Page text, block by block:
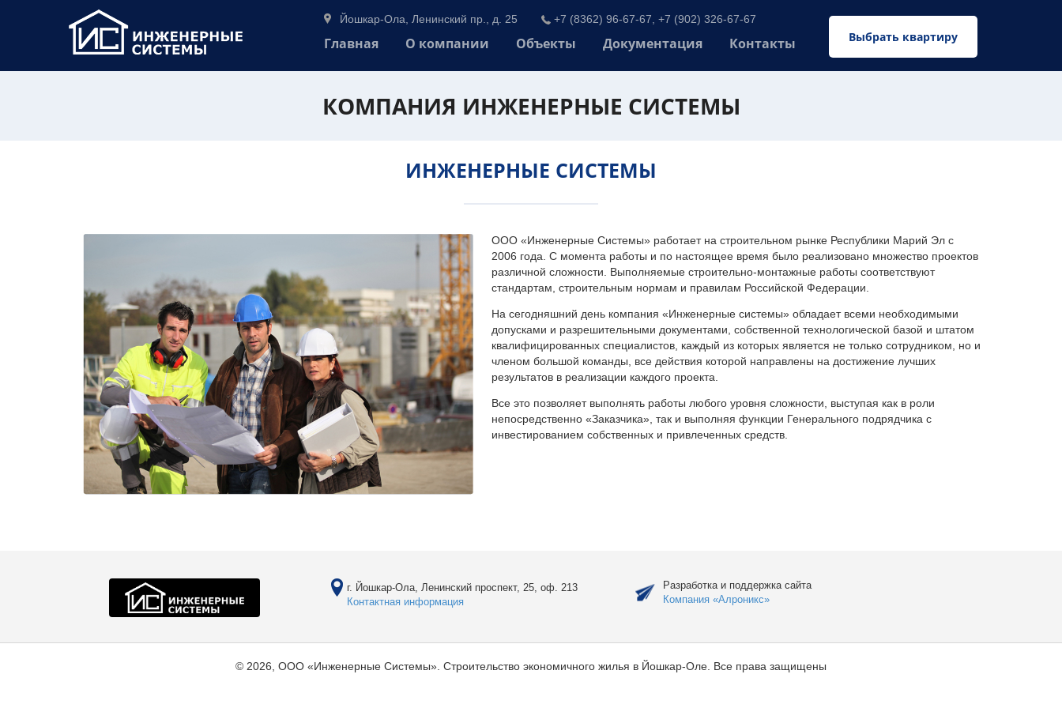
Выбрать квартиру
Йошкар-Ола, Ленинский пр., д. 25 +7 (8362) 96-67-67, +7 (902) 326-67-67
Главная О компании Объекты Документация Контакты
КОМПАНИЯ ИНЖЕНЕРНЫЕ СИСТЕМЫ
ИНЖЕНЕРНЫЕ СИСТЕМЫ
ООО «Инженерные Системы» работает на строительном рынке Республики Марий Эл с
2006 года. С момента работы и по настоящее время было реализовано множество проектов
различной сложности. Выполняемые строительно-монтажные работы соответствуют
стандартам, строительным нормам и правилам Российской Федерации.
На сегодняшний день компания «Инженерные системы» обладает всеми необходимыми
допусками и разрешительными документами, собственной технологической базой и штатом
квалифицированных специалистов, каждый из которых является не только сотрудником, но и
членом большой команды, все действия которой направлены на достижение лучших
результатов в реализации каждого проекта.
Все это позволяет выполнять работы любого уровня сложности, выступая как в роли
непосредственно «Заказчика», так и выполняя функции Генерального подрядчика с
инвестированием собственных и привлеченных средств.
г. Йошкар-Ола, Ленинский проспект, 25, оф. 213
Контактная информация
Разработка и поддержка сайта
Компания «Алроникс»
© 2026, ООО «Инженерные Системы». Строительство экономичного жилья в Йошкар-Оле. Все права защищены